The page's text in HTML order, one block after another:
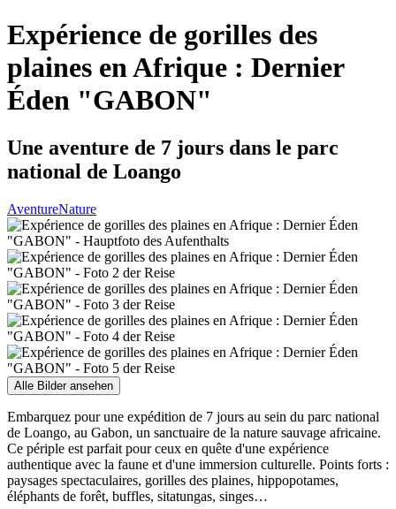
Expérience de gorilles des
plaines en Afrique : Dernier
Éden "GABON"
Une aventure de 7 jours dans le parc
national de Loango
AventureNature
Alle Bilder ansehen
Embarquez pour une expédition de 7 jours au sein du parc national
de Loango, au Gabon, un sanctuaire de la nature sauvage africaine.
Ce périple est parfait pour ceux en quête d'une expérience
authentique avec la faune et d'une immersion culturelle. Points forts :
paysages spectaculaires, gorilles des plaines, hippopotames,
éléphants de forêt, buffles, sitatungas, singes…